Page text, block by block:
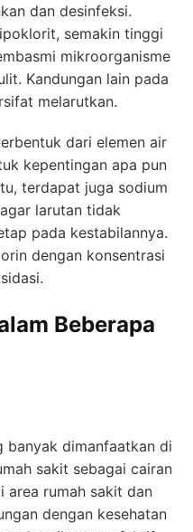
dan desinfeksi.
semakin tinggi
mikroorganisme
Kandungan lain pada
melarutkan.
dari elemen air
kepentingan apa pun
terdapat juga sodium
larutan tidak
pada kestabilannya.
dengan konsentrasi
Beberapa
banyak dimanfaatkan di
sakit sebagai cairan
area rumah sakit dan
dengan kesehatan